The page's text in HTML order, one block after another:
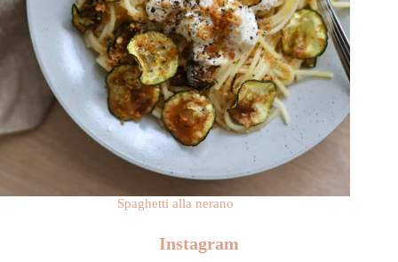
Spaghetti alla nerano
Instagram